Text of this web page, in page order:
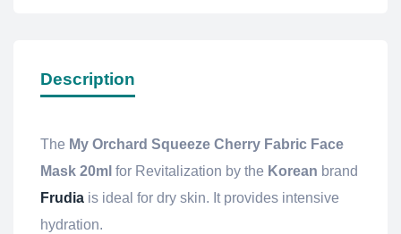
Description
The My Orchard Squeeze Cherry Fabric Face
Mask 20ml for Revitalization by the Korean brand
Frudia is ideal for dry skin. It provides intensive
hydration.